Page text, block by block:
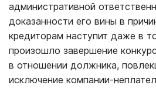
административной
доказанности его вины в
кредиторам наступит даже в
произошло завершение
в отношении должника,
исключение компании-